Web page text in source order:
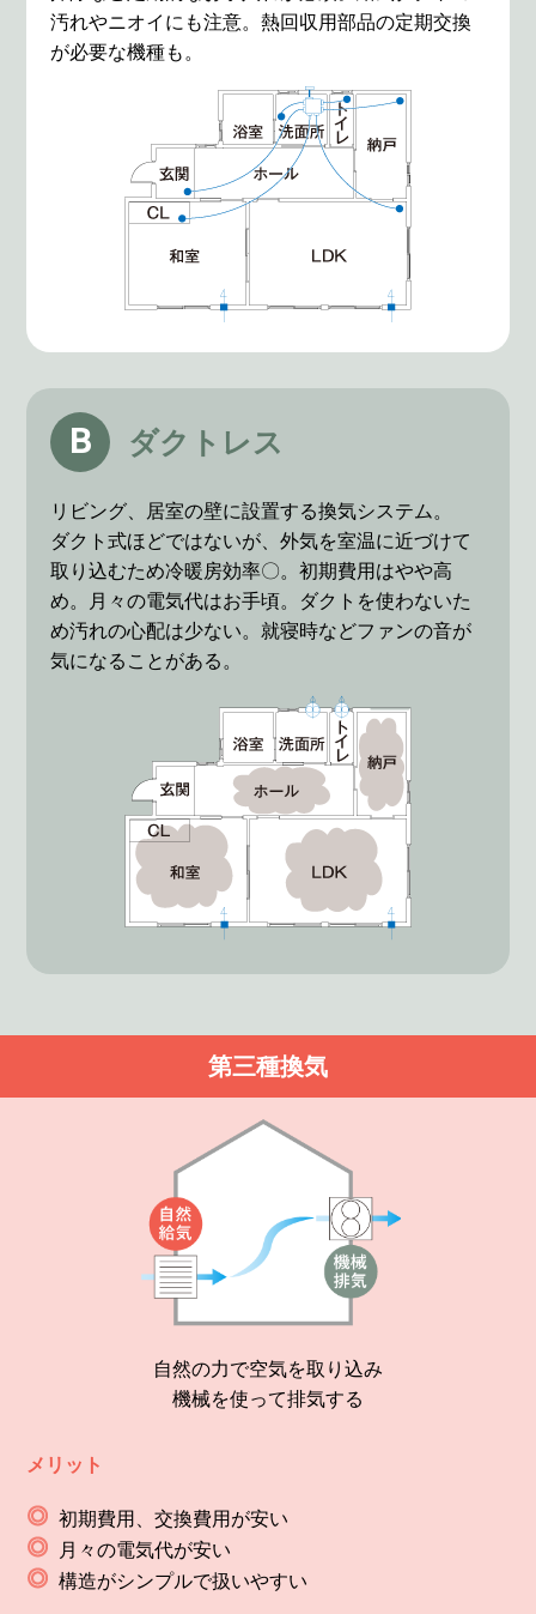
汚れやニオイにも注意。熱回収用部品の定期交換
が必要な機種も。
B ダクトレス
リビング、居室の壁に設置する換気システム。
ダクト式ほどではないが、外気を室温に近づけて
取り込むため冷暖房効率〇。初期費用はやや高
め。月々の電気代はお手頃。ダクトを使わないた
め汚れの心配は少ない。就寝時などファンの音が
気になることがある。
第三種換気
自然の力で空気を取り込み
機械を使って排気する
メリット
初期費用、交換費用が安い
月々の電気代が安い
構造がシンプルで扱いやすい